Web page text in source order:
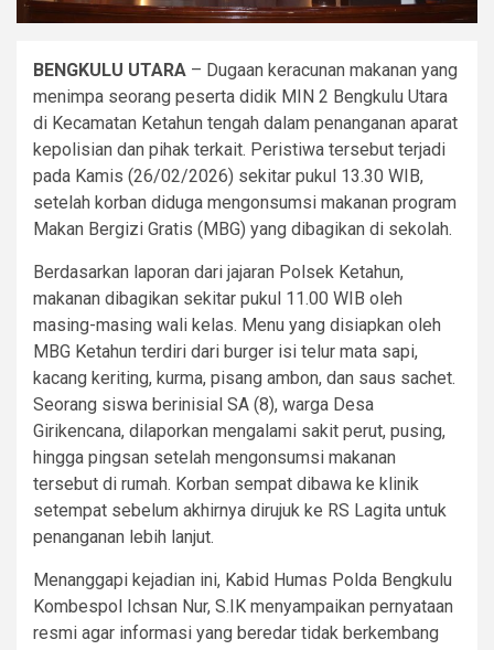
BENGKULU UTARA – Dugaan keracunan makanan yang
menimpa seorang peserta didik MIN 2 Bengkulu Utara
di Kecamatan Ketahun tengah dalam penanganan aparat
kepolisian dan pihak terkait. Peristiwa tersebut terjadi
pada Kamis (26/02/2026) sekitar pukul 13.30 WIB,
setelah korban diduga mengonsumsi makanan program
Makan Bergizi Gratis (MBG) yang dibagikan di sekolah.
Berdasarkan laporan dari jajaran Polsek Ketahun,
makanan dibagikan sekitar pukul 11.00 WIB oleh
masing-masing wali kelas. Menu yang disiapkan oleh
MBG Ketahun terdiri dari burger isi telur mata sapi,
kacang keriting, kurma, pisang ambon, dan saus sachet.
Seorang siswa berinisial SA (8), warga Desa
Girikencana, dilaporkan mengalami sakit perut, pusing,
hingga pingsan setelah mengonsumsi makanan
tersebut di rumah. Korban sempat dibawa ke klinik
setempat sebelum akhirnya dirujuk ke RS Lagita untuk
penanganan lebih lanjut.
Menanggapi kejadian ini, Kabid Humas Polda Bengkulu
Kombespol Ichsan Nur, S.IK menyampaikan pernyataan
resmi agar informasi yang beredar tidak berkembang